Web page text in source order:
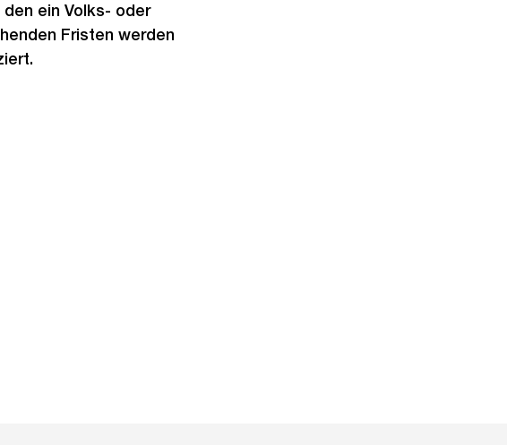
ein Volks- oder
Fristen werden